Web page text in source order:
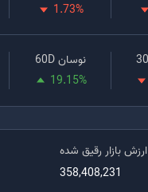
1.73%
نوسان 60D
19.15%
ارزش بازار رقیق شده
358,408,231